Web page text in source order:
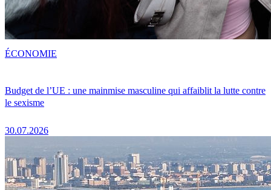
Budget de l’UE : une mainmise masculine qui affaiblit la lutte contre
le sexisme
30.07.2026
ÉCONOMIE